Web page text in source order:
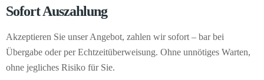
Sofort Auszahlung
Akzeptieren Sie unser Angebot, zahlen wir sofort – bar bei
Übergabe oder per Echtzeitüberweisung. Ohne unnötiges Warten,
ohne jegliches Risiko für Sie.